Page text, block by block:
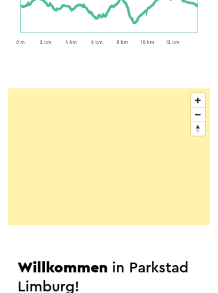
Willkommen in Parkstad
Limburg!